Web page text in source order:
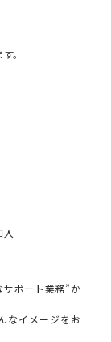
。
サポート業務”か
なイメージをお